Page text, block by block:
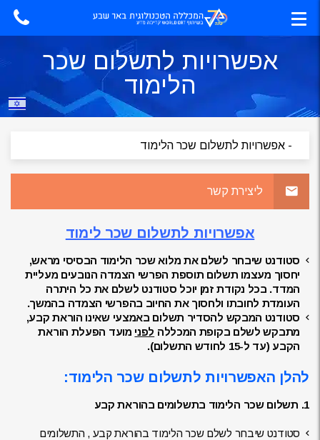
אפשרויות לתשלום שכר
הלימוד
ליצירת קשר
אפשרויות לתשלום שכר לימוד
סטודנט שיבחר לשלם את מלוא שכר הלימוד הבסיסי מראש,
יחסוך מעצמו תשלום תוספת הפרשי הצמדה הנובעים מעליית
המדד. בכל נקודת זמן יוכל סטודנט לשלם את כל היתרה
העומדת לחובתו ולחסוך את החיוב בהפרשי הצמדה בהמשך.
סטודנט המבקש להסדיר תשלום באמצעי שאינו הוראת קבע,
מתבקש לשלם בקופת המכללה לפני מועד הפעלת הוראת
הקבע (עד ל-15 לחודש התשלום).
להלן האפשרויות לתשלום שכר הלימוד:
1. תשלום שכר הלימוד בתשלומים בהוראת קבע
סטודנט שיבחר לשלם שכר הלימוד בהוראת קבע , התשלומים